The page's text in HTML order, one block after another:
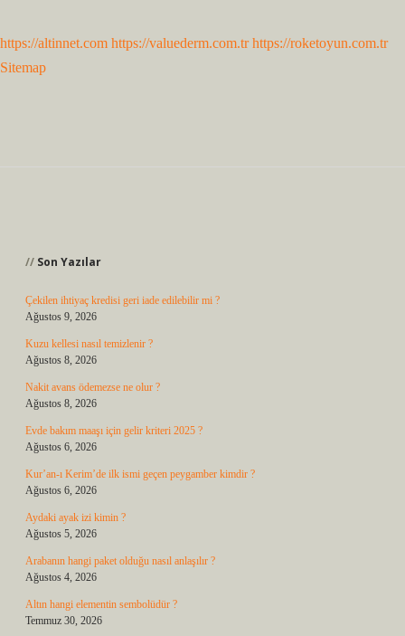
https://altinnet.com https://valuederm.com.tr https://roketoyun.com.tr
Sitemap
Son Yazılar
Çekilen ihtiyaç kredisi geri iade edilebilir mi ?
Ağustos 9, 2026
Kuzu kellesi nasıl temizlenir ?
Ağustos 8, 2026
Nakit avans ödemezse ne olur ?
Ağustos 8, 2026
Evde bakım maaşı için gelir kriteri 2025 ?
Ağustos 6, 2026
Kur’an-ı Kerim’de ilk ismi geçen peygamber kimdir ?
Ağustos 6, 2026
Aydaki ayak izi kimin ?
Ağustos 5, 2026
Arabanın hangi paket olduğu nasıl anlaşılır ?
Ağustos 4, 2026
Altın hangi elementin sembolüdür ?
Temmuz 30, 2026